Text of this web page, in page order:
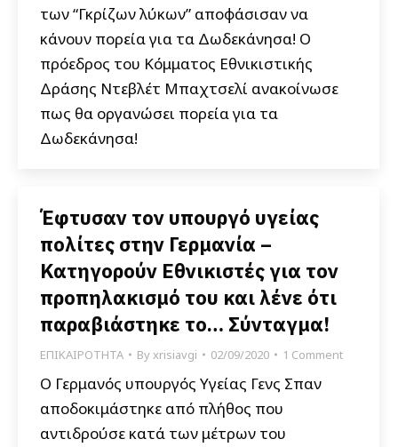
των “Γκρίζων λύκων” αποφάσισαν να
κάνουν πορεία για τα Δωδεκάνησα! Ο
πρόεδρος του Κόμματος Εθνικιστικής
Δράσης Ντεβλέτ Μπαχτσελί ανακοίνωσε
πως θα οργανώσει πορεία για τα
Δωδεκάνησα!
Έφτυσαν τον υπουργό υγείας
πολίτες στην Γερμανία –
Κατηγορούν Εθνικιστές για τον
προπηλακισμό του και λένε ότι
παραβιάστηκε το… Σύνταγμα!
ΕΠΙΚΑΙΡΟΤΗΤΑ Byxrisiavgi 02/09/2020 1 Comment
Ο Γερμανός υπουργός Υγείας Γενς Σπαν
αποδοκιμάστηκε από πλήθος που
αντιδρούσε κατά των μέτρων του